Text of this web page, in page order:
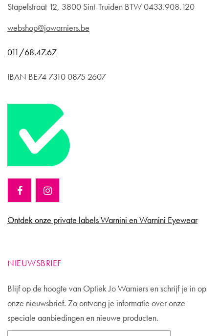
Stapelstraat 12, 3800 Sint-Truiden BTW 0433.908.120
webshop@jowarniers.be
011/68.47.67
IBAN BE74 7310 0875 2607
Ontdek onze private labels Warnini en Warnini Eyewear
NIEUWSBRIEF
Blijf op de hoogte van Optiek Jo Warniers en schrijf je in op
onze nieuwsbrief. Zo ontvang je informatie over onze
speciale aanbiedingen en nieuwe producten.